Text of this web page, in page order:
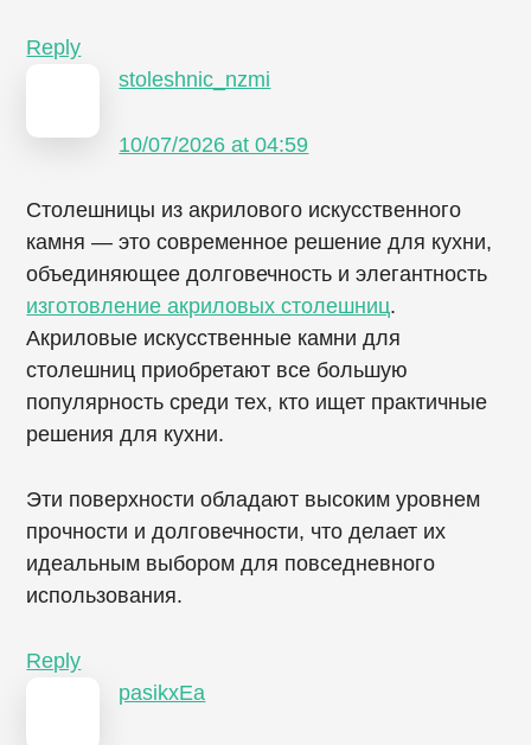
Reply
stoleshnic_nzmi
10/07/2026 at 04:59
Столешницы из акрилового искусственного
камня — это современное решение для кухни,
объединяющее долговечность и элегантность
изготовление акриловых столешниц.
Акриловые искусственные камни для
столешниц приобретают все большую
популярность среди тех, кто ищет практичные
решения для кухни.
Эти поверхности обладают высоким уровнем
прочности и долговечности, что делает их
идеальным выбором для повседневного
использования.
Reply
pasikxEa